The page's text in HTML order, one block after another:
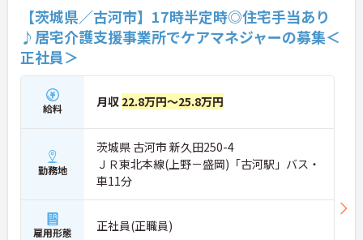
【茨城県／古河市】17時半定時◎住宅手当あり
♪居宅介護支援事業所でケアマネジャーの募集＜
正社員＞
給料 月収 22.8万円～25.8万円
勤務地
茨城県 古河市 新久田250-4
ＪＲ東北本線(上野－盛岡)「古河駅」バス・
車11分
雇用形態 正社員(正職員)